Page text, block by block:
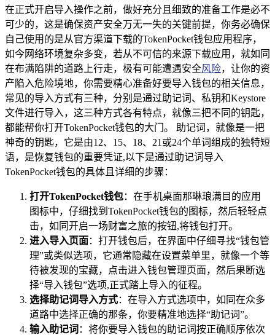
在正式开启导入操作之前，做好充分且细致的准备工作是必不
可少的，这是确保资产安全万无一失的关键前提，你务必确保
自己使用的是从官方渠道下载的TokenPocket钱包应用程序，
如今网络环境复杂多变，若从不可信的来源下载应用，就如同
在布满陷阱的道路上行走，极有可能遭遇安全风险，让你的资
产陷入危险境地，你需要精心准备好要导入钱包的相关信息，
常见的导入方式有三种，分别是通过助记词、私钥和Keystore
文件进行导入，这三种方式各有特点，就像三把不同的钥匙，
都能帮你打开TokenPocket钱包的大门。 助记词，就像是一把
神奇的钥匙，它是由12、15、18、21或24个单词组成的独特短
语，是恢复钱包的重要凭证,以下是通过助记词导入
TokenPocket钱包的具体且详细的步骤：
打开TokenPocket钱包：在手机桌面那琳琅满目的应用
图标中，仔细找到TokenPocket钱包的图标，然后轻轻点
击，如同开启一场财富之旅的按钮,将钱包打开。
进入导入页面：打开钱包后，在界面中仔细寻找“钱包管
理”或类似选项，它通常隐藏在设置菜单里，就像一个等
待被发现的宝藏，点击进入钱包管理页面，然后果断选
择“导入钱包”选项,正式踏上导入的征程。
选择助记词导入方式：在导入方式选项中，如同在众多
道路中选择正确的那条，你要精准地选择“助记词”。
输入助记词 ：将你要导入钱包的助记词按正确顺序依次